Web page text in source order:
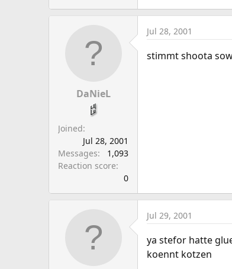
DaNieL
Joined
Jul 28, 2001
Messages
1,093
Reaction score
0
Jul 28, 2001
stimmt shoota
Jul 29, 2001
ya stefor hatte
koennt kotzen